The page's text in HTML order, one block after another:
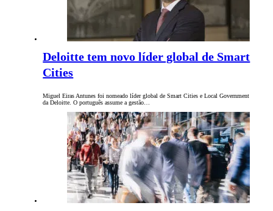
Deloitte tem novo líder global de Smart
Cities
Miguel Eiras Antunes foi nomeado líder global de Smart Cities e Local Government
da Deloitte. O português assume a gestão…